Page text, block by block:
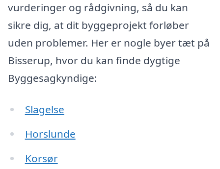
vurderinger og rådgivning, så du kan
sikre dig, at dit byggeprojekt forløber
uden problemer. Her er nogle byer tæt på
Bisserup, hvor du kan finde dygtige
Byggesagkyndige:
Slagelse
Horslunde
Korsør